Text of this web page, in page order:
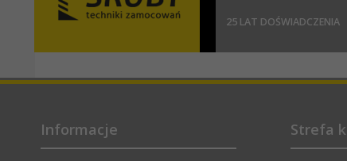
25 LAT DOŚWIADCZENIA
Informacje Strefa